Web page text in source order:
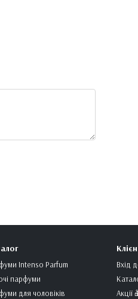
Intenso Parfum
парфуми
для чоловіків
Вхід
Акції